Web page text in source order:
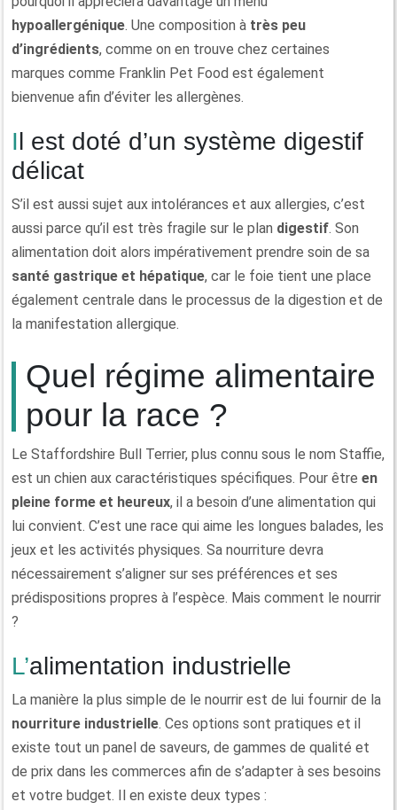
hypoallergénique. Une composition à très peu
d’ingrédients, comme on en trouve chez certaines
marques comme Franklin Pet Food est également
bienvenue afin d’éviter les allergènes.
Il est doté d’un système digestif
délicat
S’il est aussi sujet aux intolérances et aux allergies, c’est
aussi parce qu’il est très fragile sur le plan digestif. Son
alimentation doit alors impérativement prendre soin de sa
santé gastrique et hépatique, car le foie tient une place
également centrale dans le processus de la digestion et de
la manifestation allergique.
Quel régime alimentaire
pour la race ?
Le Staffordshire Bull Terrier, plus connu sous le nom Staffie,
est un chien aux caractéristiques spécifiques. Pour être en
pleine forme et heureux, il a besoin d’une alimentation qui
lui convient. C’est une race qui aime les longues balades, les
jeux et les activités physiques. Sa nourriture devra
nécessairement s’aligner sur ses préférences et ses
prédispositions propres à l’espèce. Mais comment le nourrir
?
L’alimentation industrielle
La manière la plus simple de le nourrir est de lui fournir de la
nourriture industrielle. Ces options sont pratiques et il
existe tout un panel de saveurs, de gammes de qualité et
de prix dans les commerces afin de s’adapter à ses besoins
et votre budget. Il en existe deux types :